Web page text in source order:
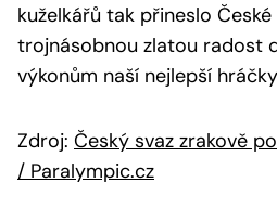
kuželkářů tak přineslo
trojnásobnou zlatou radost
výkonům naší nejlepší
Zdroj: Český svaz zrakově
/ Paralympic.cz